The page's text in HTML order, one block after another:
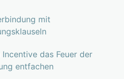
mit
das Feuer der
entfachen